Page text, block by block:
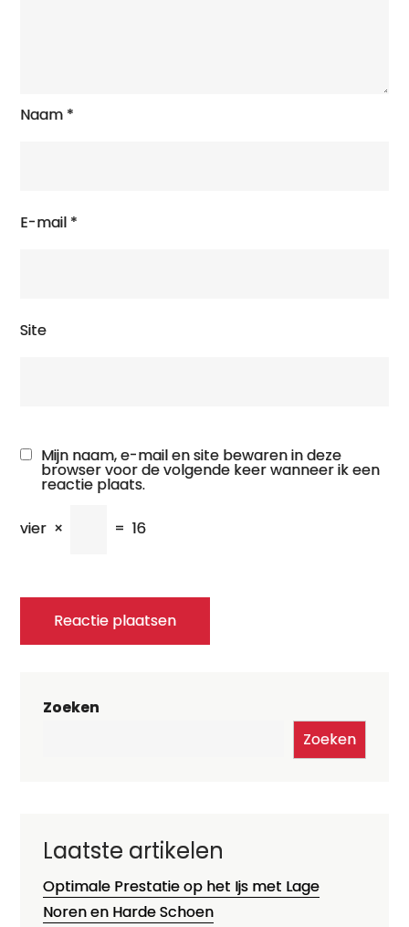
Naam *
E-mail *
Site
Mijn naam, e-mail en site bewaren in deze
browser voor de volgende keer wanneer ik een
reactie plaats.
vier × = 16
Zoeken
Zoeken
Laatste artikelen
Optimale Prestatie op het Ijs met Lage
Noren en Harde Schoen